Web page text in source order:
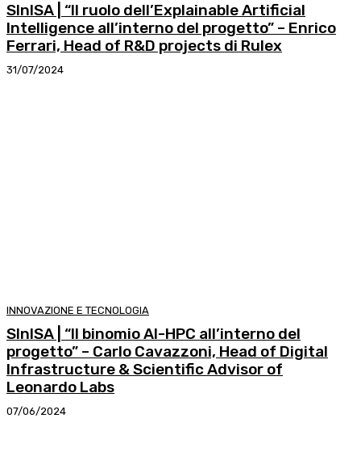
SInISA | “Il ruolo dell’Explainable Artificial
Intelligence all’interno del progetto” – Enrico
Ferrari, Head of R&D projects di Rulex
31/07/2024
INNOVAZIONE E TECNOLOGIA
SInISA | “Il binomio AI-HPC all’interno del
progetto” – Carlo Cavazzoni, Head of Digital
Infrastructure & Scientific Advisor of
Leonardo Labs
07/06/2024